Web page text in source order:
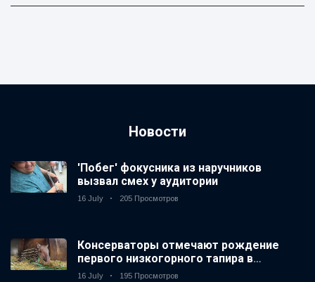
Новости
'Побег' фокусника из наручников
вызвал смех у аудитории
16 July 205 Просмотров
Консерваторы отмечают рождение
первого низкогорного тапира в
зоопарке Великобритании за 14 лет
16 July 195 Просмотров